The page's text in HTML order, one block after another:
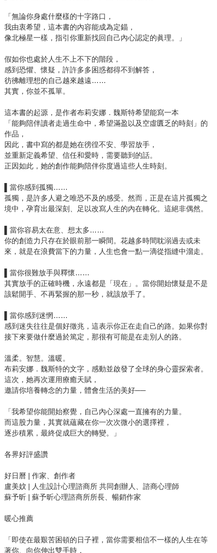
「無論你身處什麼樣的十字路口，
我由衷希望，這本書的內容能成為定錨，
像北極星一樣，指引你重新找回自己內心認定的眞理。」
假如你也處於人生不上不下的階段，
感到恐懼、懷疑，許許多多困惑都得不到解答，
彷彿離理想的自己越來越遠……
其實，你並不孤單。
這本書的起源，是作者布莉安娜．魏斯特希望能寫一本
「能夠陪伴讀者走過生命中，希望滿盈以及空虛匱乏的時刻」的
作品，
因此，書中寫的都是她在徬徨不安、學習放手，
並重新定義希望、信任和愛時，需要聽到的話。
正因如此，她的創作能夠陪伴你度過這些人生時刻。
▌當你感到孤獨……
孤獨，是許多人避之唯恐不及的感受。然而，正是在這片孤獨之
境中，孕育出最深刻、足以改寫人生的內在轉化。這絕非偶然。
▌當你容易太在意、想太多……
你的創造力只存在於眼前那一瞬間。花越多時間耽溺過去或未
來，就是在浪費當下的力量，人生也會一點一滴從指縫中溜走。
▌當你很難放手與釋懷……
其實放手的正確時機，永遠都是「現在」。當你開始懷疑是不是
該鬆開手、不再緊握的那一秒，就該放手了。
▌當你感到迷惘……
感到迷失往往是個好徵兆，這表示你正在走自己的路。如果你對
接下來要做什麼過於篤定，那很有可能是在走別人的路。
溫柔。智慧。溫暖。
布莉安娜．魏斯特的文字，感動並啟發了全球的身心靈探索者。
這次，她再次運用療癒天賦，
邀請你培養轉念的力量，體會生活的美好──
「我希望你能開始察覺，自己內心深處一直擁有的力量。
而這股力量，其實就蘊藏在你一次次微小的選擇裡，
逐步積累，最終促成巨大的轉變。」
各界好評盛讚
好日曆 | 作家、創作者
盧美妏 | 人生設計心理諮商所 共同創辦人、諮商心理師
蘇予昕 | 蘇予昕心理諮商所所長、暢銷作家
暖心推薦
「即使在最艱苦困頓的日子裡，當你需要相信不一樣的人生在等
著你、向你伸出雙手時，